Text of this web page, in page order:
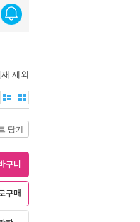
재 제외
담기
구니
구매